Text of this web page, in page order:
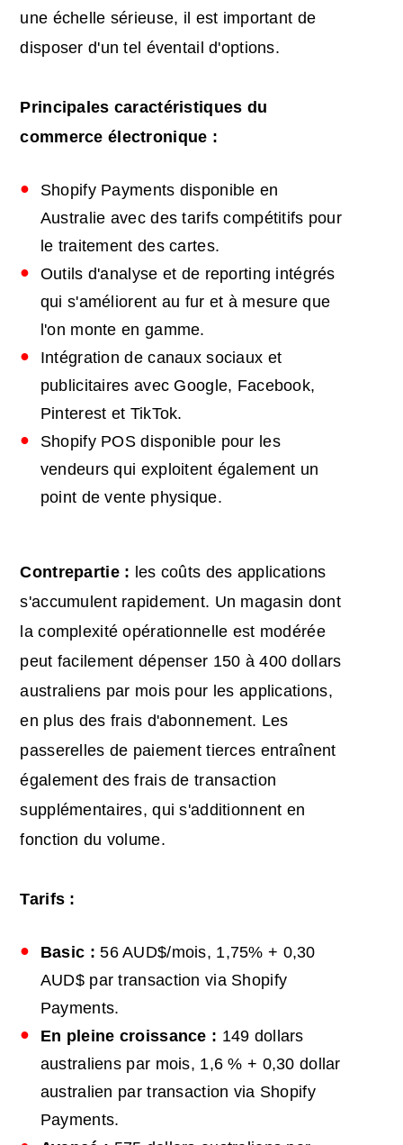
une échelle sérieuse, il est important de
disposer d'un tel éventail d'options.
Principales caractéristiques du
commerce électronique :
Shopify Payments disponible en
Australie avec des tarifs compétitifs pour
le traitement des cartes.
Outils d'analyse et de reporting intégrés
qui s'améliorent au fur et à mesure que
l'on monte en gamme.
Intégration de canaux sociaux et
publicitaires avec Google, Facebook,
Pinterest et TikTok.
Shopify POS disponible pour les
vendeurs qui exploitent également un
point de vente physique.
Contrepartie : les coûts des applications
s'accumulent rapidement. Un magasin dont
la complexité opérationnelle est modérée
peut facilement dépenser 150 à 400 dollars
australiens par mois pour les applications,
en plus des frais d'abonnement. Les
passerelles de paiement tierces entraînent
également des frais de transaction
supplémentaires, qui s'additionnent en
fonction du volume.
Tarifs :
Basic :56 AUD$/mois, 1,75% + 0,30
AUD$ par transaction via Shopify
Payments.
En pleine croissance : 149 dollars
australiens par mois, 1,6 % + 0,30 dollar
australien par transaction via Shopify
Payments.